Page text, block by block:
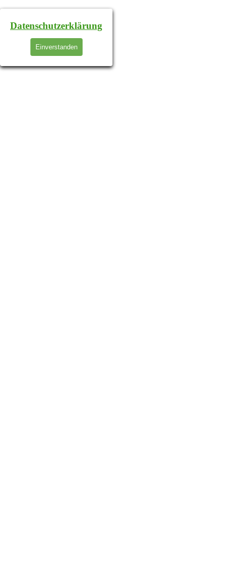
Datenschutzerklärung
Einverstanden